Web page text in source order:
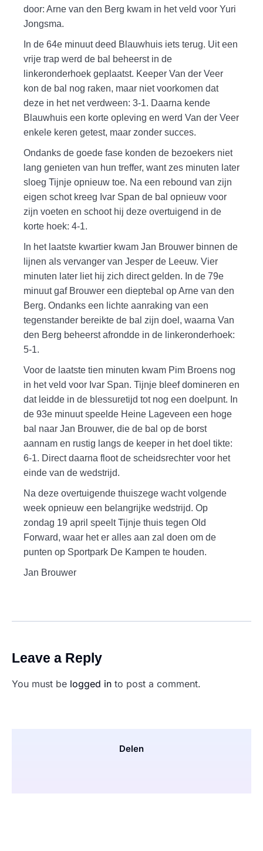
door: Arne van den Berg kwam in het veld voor Yuri
Jongsma.
In de 64e minuut deed Blauwhuis iets terug. Uit een
vrije trap werd de bal beheerst in de
linkeronderhoek geplaatst. Keeper Van der Veer
kon de bal nog raken, maar niet voorkomen dat
deze in het net verdween: 3-1. Daarna kende
Blauwhuis een korte opleving en werd Van der Veer
enkele keren getest, maar zonder succes.
Ondanks de goede fase konden de bezoekers niet
lang genieten van hun treffer, want zes minuten later
sloeg Tijnje opnieuw toe. Na een rebound van zijn
eigen schot kreeg Ivar Span de bal opnieuw voor
zijn voeten en schoot hij deze overtuigend in de
korte hoek: 4-1.
In het laatste kwartier kwam Jan Brouwer binnen de
lijnen als vervanger van Jesper de Leeuw. Vier
minuten later liet hij zich direct gelden. In de 79e
minuut gaf Brouwer een dieptebal op Arne van den
Berg. Ondanks een lichte aanraking van een
tegenstander bereikte de bal zijn doel, waarna Van
den Berg beheerst afrondde in de linkeronderhoek:
5-1.
Voor de laatste tien minuten kwam Pim Broens nog
in het veld voor Ivar Span. Tijnje bleef domineren en
dat leidde in de blessuretijd tot nog een doelpunt. In
de 93e minuut speelde Heine Lageveen een hoge
bal naar Jan Brouwer, die de bal op de borst
aannam en rustig langs de keeper in het doel tikte:
6-1. Direct daarna floot de scheidsrechter voor het
einde van de wedstrijd.
Na deze overtuigende thuiszege wacht volgende
week opnieuw een belangrijke wedstrijd. Op
zondag 19 april speelt Tijnje thuis tegen Old
Forward, waar het er alles aan zal doen om de
punten op Sportpark De Kampen te houden.
Jan Brouwer
Leave a Reply
You must be logged in to post a comment.
Delen